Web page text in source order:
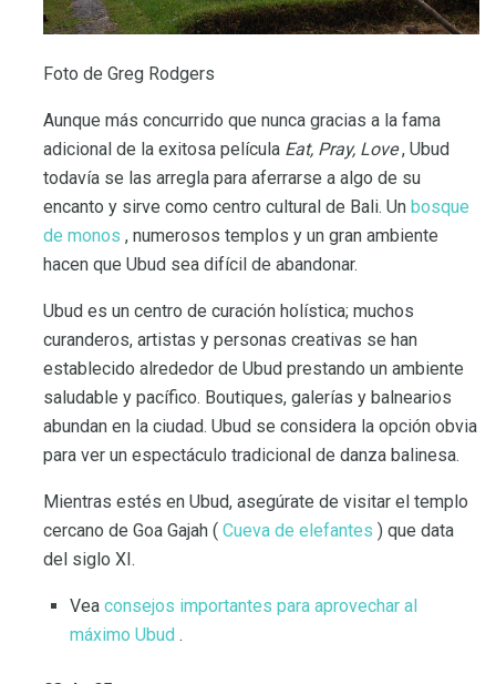
Foto de Greg Rodgers
Aunque más concurrido que nunca gracias a la fama
adicional de la exitosa película Eat, Pray, Love, Ubud
todavía se las arregla para aferrarse a algo de su
encanto y sirve como centro cultural de Bali. Un bosque
de monos , numerosos templos y un gran ambiente
hacen que Ubud sea difícil de abandonar.
Ubud es un centro de curación holística; muchos
curanderos, artistas y personas creativas se han
establecido alrededor de Ubud prestando un ambiente
saludable y pacífico. Boutiques, galerías y balnearios
abundan en la ciudad. Ubud se considera la opción obvia
para ver un espectáculo tradicional de danza balinesa.
Mientras estés en Ubud, asegúrate de visitar el templo
cercano de Goa Gajah ( Cueva de elefantes ) que data
del siglo XI.
Vea consejos importantes para aprovechar al
máximo Ubud .